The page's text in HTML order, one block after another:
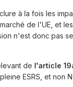
à la fois les
de l'UE, et
n'est donc pas
de l'article
ESRS, et non